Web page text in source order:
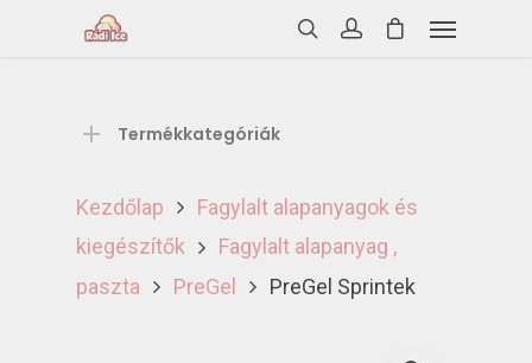
Termékkategóriák
Kezdőlap
Fagylalt alapanyagok és
kiegészítők
Fagylalt alapanyag ,
paszta
PreGel PreGel Sprintek